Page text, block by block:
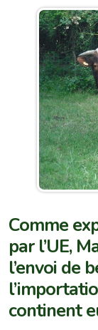
Comme
par l’UE,
l’envoi de
continent